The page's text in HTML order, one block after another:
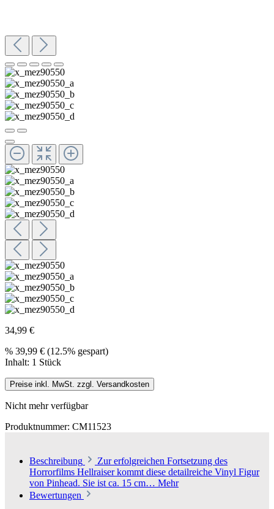
34,99 €
% 39,99 € (12.5% gespart)
Inhalt: 1 Stück
Preise inkl. MwSt. zzgl. Versandkosten
Nicht mehr verfügbar
Produktnummer: CM11523
Beschreibung
Zur erfolgreichen Fortsetzung des
Horrorfilms Hellraiser kommt diese detailreiche Vinyl Figur
von Pinhead. Sie ist ca. 15 cm… Mehr
Bewertungen